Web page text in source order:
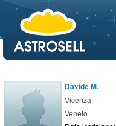
Davide M.
Vicenza
Veneto